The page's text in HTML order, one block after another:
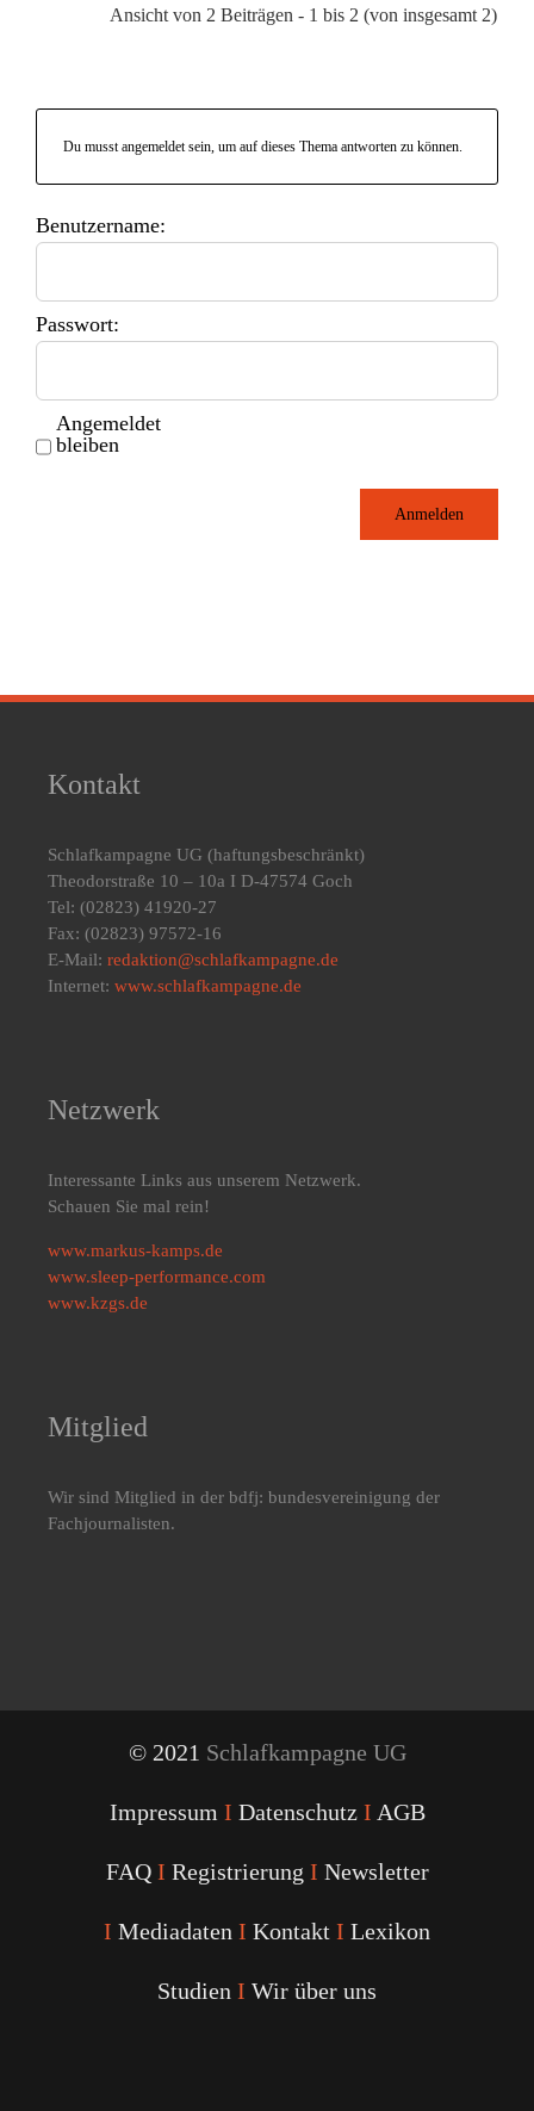
Ansicht von 2 Beiträgen - 1 bis 2 (von insgesamt 2)
Du musst angemeldet sein, um auf dieses Thema antworten zu können.
Benutzername:
Passwort:
Angemeldet
bleiben
Anmelden
Kontakt
Schlafkampagne UG (haftungsbeschränkt)
Theodorstraße 10 – 10a I D-47574 Goch
Tel: (02823) 41920-27
Fax: (02823) 97572-16
E-Mail: redaktion@schlafkampagne.de
Internet: www.schlafkampagne.de
Netzwerk
Interessante Links aus unserem Netzwerk.
Schauen Sie mal rein!
www.markus-kamps.de
www.sleep-performance.com
www.kzgs.de
Mitglied
Wir sind Mitglied in der bdfj: bundesvereinigung der
Fachjournalisten.
© 2021 Schlafkampagne UG
Impressum I Datenschutz I AGB
FAQ I Registrierung I Newsletter
I Mediadaten I Kontakt I Lexikon
Studien I Wir über uns